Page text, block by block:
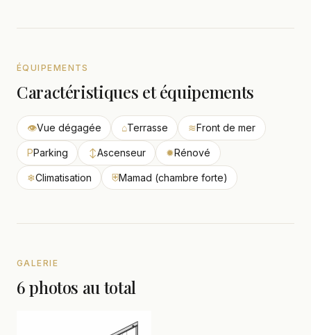
ÉQUIPEMENTS
Caractéristiques et équipements
👁Vue dégagée ⌂Terrasse ≋Front de mer
PParking ↕Ascenseur ✹Rénové
❄Climatisation ⛨Mamad (chambre forte)
GALERIE
6 photos au total